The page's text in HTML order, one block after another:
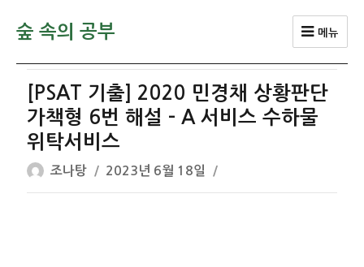
숲 속의 공부 메뉴
[PSAT 기출] 2020 민경채 상황판단
가책형 6번 해설 – A 서비스 수하물
위탁서비스
글
쓴
조나탕
작
성
2023년 6월 18일